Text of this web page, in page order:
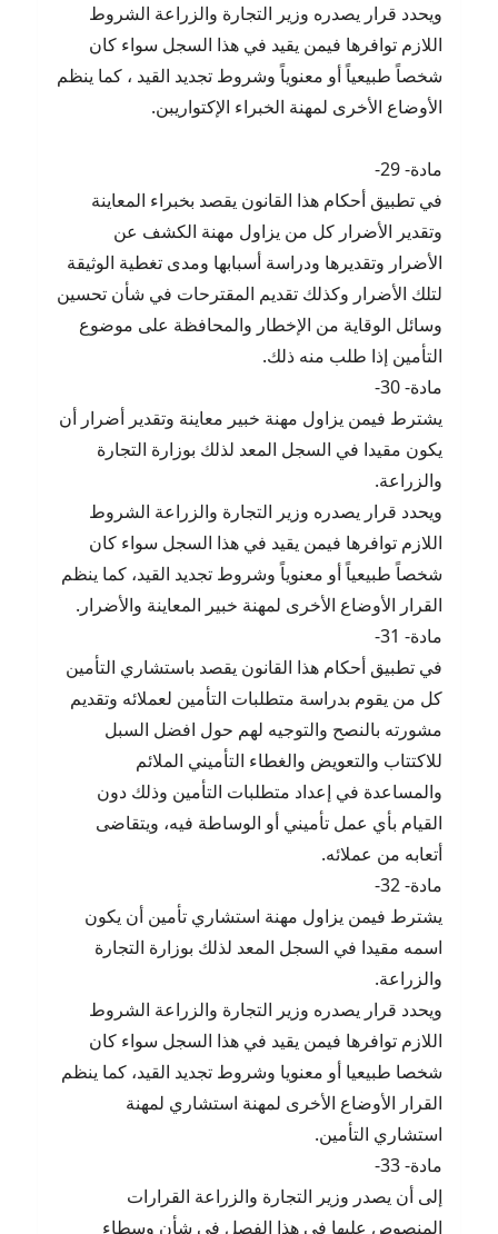
ويحدد قرار يصدره وزير التجارة والزراعة الشروط
اللازم توافرها فيمن يقيد في هذا السجل سواء كان
شخصاً طبيعياً أو معنوياً وشروط تجديد القيد ، كما ينظم
الأوضاع الأخرى لمهنة الخبراء الإكتواريبن.
مادة- 29-
في تطبيق أحكام هذا القانون يقصد بخبراء المعاينة
وتقدير الأضرار كل من يزاول مهنة الكشف عن
الأضرار وتقديرها ودراسة أسبابها ومدى تغطية الوثيقة
لتلك الأضرار وكذلك تقديم المقترحات في شأن تحسين
وسائل الوقاية من الإخطار والمحافظة على موضوع
التأمين إذا طلب منه ذلك.
مادة- 30-
يشترط فيمن يزاول مهنة خبير معاينة وتقدير أضرار أن
يكون مقيدا في السجل المعد لذلك بوزارة التجارة
والزراعة.
ويحدد قرار يصدره وزير التجارة والزراعة الشروط
اللازم توافرها فيمن يقيد في هذا السجل سواء كان
شخصاً طبيعياً أو معنوياً وشروط تجديد القيد، كما ينظم
القرار الأوضاع الأخرى لمهنة خبير المعاينة والأضرار.
مادة- 31-
في تطبيق أحكام هذا القانون يقصد باستشاري التأمين
كل من يقوم بدراسة متطلبات التأمين لعملائه وتقديم
مشورته بالنصح والتوجيه لهم حول افضل السبل
للاكتتاب والتعويض والغطاء التأميني الملائم
والمساعدة في إعداد متطلبات التأمين وذلك دون
القيام بأي عمل تأميني أو الوساطة فيه، ويتقاضى
أتعابه من عملائه.
مادة- 32-
يشترط فيمن يزاول مهنة استشاري تأمين أن يكون
اسمه مقيدا في السجل المعد لذلك بوزارة التجارة
والزراعة.
ويحدد قرار يصدره وزير التجارة والزراعة الشروط
اللازم توافرها فيمن يقيد في هذا السجل سواء كان
شخصا طبيعيا أو معنويا وشروط تجديد القيد، كما ينظم
القرار الأوضاع الأخرى لمهنة استشاري لمهنة
استشاري التأمين.
مادة- 33-
إلى أن يصدر وزير التجارة والزراعة القرارات
المنصوص عليها في هذا الفصل في شأن وسطاء